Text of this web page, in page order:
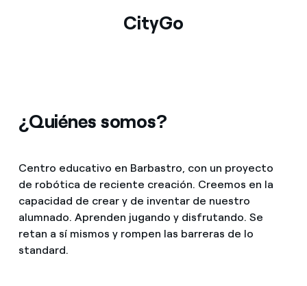
CityGo
¿Quiénes somos?
Centro educativo en Barbastro, con un proyecto
de robótica de reciente creación. Creemos en la
capacidad de crear y de inventar de nuestro
alumnado. Aprenden jugando y disfrutando. Se
retan a sí mismos y rompen las barreras de lo
standard.